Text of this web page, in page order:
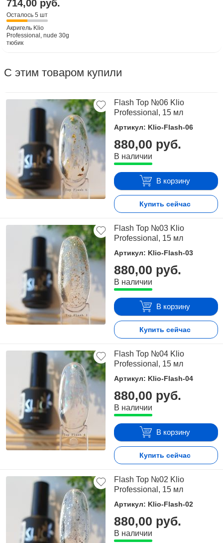
714,00 руб.
Осталось 5 шт
Акригель Klio
Professional, nude 30g
тюбик
С этим товаром купили
Flash Top №06 Klio
Professional, 15 мл
Артикул: Klio-Flash-06
880,00 руб.
В наличии
В корзину
Купить сейчас
Flash Top №03 Klio
Professional, 15 мл
Артикул: Klio-Flash-03
880,00 руб.
В наличии
В корзину
Купить сейчас
Flash Top №04 Klio
Professional, 15 мл
Артикул: Klio-Flash-04
880,00 руб.
В наличии
В корзину
Купить сейчас
Flash Top №02 Klio
Professional, 15 мл
Артикул: Klio-Flash-02
880,00 руб.
В наличии